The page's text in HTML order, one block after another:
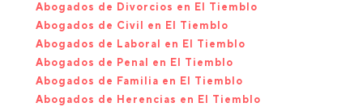
Abogados de Divorcios en El Tiemblo
Abogados de Civil en El Tiemblo
Abogados de Laboral en El Tiemblo
Abogados de Penal en El Tiemblo
Abogados de Familia en El Tiemblo
Abogados de Herencias en El Tiemblo